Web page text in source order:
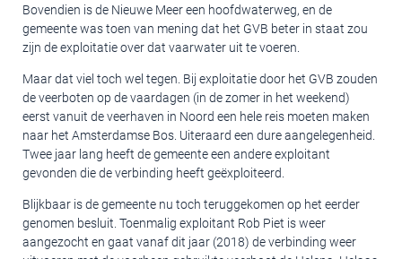
Bovendien is de Nieuwe Meer een hoofdwaterweg, en de
gemeente was toen van mening dat het GVB beter in staat zou
zijn de exploitatie over dat vaarwater uit te voeren.
Maar dat viel toch wel tegen. Bij exploitatie door het GVB zouden
de veerboten op de vaardagen (in de zomer in het weekend)
eerst vanuit de veerhaven in Noord een hele reis moeten maken
naar het Amsterdamse Bos. Uiteraard een dure aangelegenheid.
Twee jaar lang heeft de gemeente een andere exploitant
gevonden die de verbinding heeft geëxploiteerd.
Blijkbaar is de gemeente nu toch teruggekomen op het eerder
genomen besluit. Toenmalig exploitant Rob Piet is weer
aangezocht en gaat vanaf dit jaar (2018) de verbinding weer